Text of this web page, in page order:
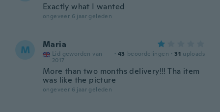
Exactly what I wanted
ongeveer 6 jaar geleden
M Maria
Lid geworden van
2017
· 43 beoordelingen · 31 uploads
More than two months delivery!!! Tha item
was like the picture
ongeveer 6 jaar geleden